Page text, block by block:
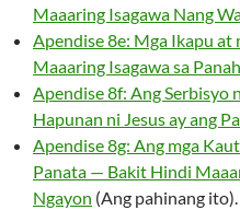
Maaaring Isagawa Nang
Apendise 8e: Mga Ikapu
Maaaring Isagawa sa
Apendise 8f: Ang
Hapunan ni Jesus ay ang
Apendise 8g: Ang mga
Panata — Bakit Hindi
Ngayon (Ang pahinang ito).